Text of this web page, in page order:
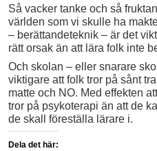
Så vacker tanke och så
världen som vi skulle ha
– berättandeteknik – är det
rätt orsak än att lära folk inte
Och skolan – eller snarare
viktigare att folk tror på sånt
matte och NO. Med effekten
tror på psykoterapi än att de
de skall föreställa lärare i.
Dela det här: